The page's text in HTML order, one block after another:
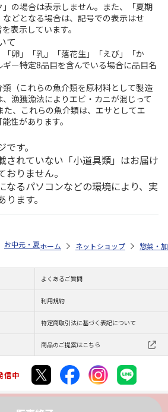
の場合は表示しません。また、「夏期
どとなる場合は、記号での表示はせ
表示しています。
て
卵」「乳」「落花生」「えび」「か
ー特定8品目を含んでいる場合に品目名
（これらの魚介類を原材料として製造
漁獲漁法によりエビ・カニが混じって
た、これらの魚介類は、エサとしてエ
性があります。
す。
されていない「小道具類」はお届け
りません。
なるパソコンなどの環境により、実
ます。
お中元・夏ギフト特集 2026 ゆうゆうギフト
ホーム ネットショップ 惣菜・
よくあるご質問
利用規約
特定商取引法に基づく表記について
商品のご提案はこちら
信中